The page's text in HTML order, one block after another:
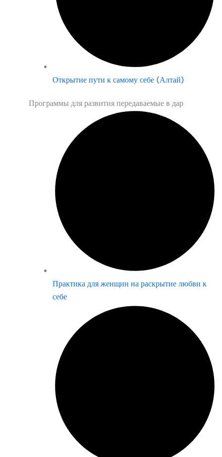
Открытие пути к самому себе (Алтай)
Программы для развития передаваемые в дар
Практика для женщин на раскрытие любви к
себе